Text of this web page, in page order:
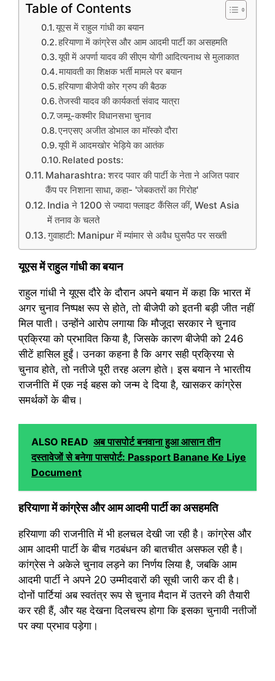
Table of Contents
यूएस में राहुल गांधी का बयान
हरियाणा में कांग्रेस और आम आदमी पार्टी का असहमति
यूपी में अपर्णा यादव की सीएम योगी आदित्यनाथ से मुलाकात
मायावती का शिक्षक भर्ती मामले पर बयान
हरियाणा बीजेपी कोर ग्रुप की बैठक
तेजस्वी यादव की कार्यकर्ता संवाद यात्रा
जम्मू-कश्मीर विधानसभा चुनाव
एनएसए अजीत डोभाल का मॉस्को दौरा
यूपी में आदमखोर भेड़िये का आतंक
Related posts:
Maharashtra: शरद पवार की पार्टी के नेता ने अजित पवार
कैंप पर निशाना साधा, कहा- 'जेबकतरों का गिरोह'
India ने 1200 से ज्यादा फ्लाइट कैंसिल कीं, West Asia
में तनाव के चलते
गुवाहाटी: Manipur में म्यांमार से अवैध घुसपैठ पर सख्ती
यूएस में राहुल गांधी का बयान
राहुल गांधी ने यूएस दौरे के दौरान अपने बयान में कहा कि भारत में
अगर चुनाव निष्पक्ष रूप से होते, तो बीजेपी को इतनी बड़ी जीत नहीं
मिल पाती। उन्होंने आरोप लगाया कि मौजूदा सरकार ने चुनाव
प्रक्रिया को प्रभावित किया है, जिसके कारण बीजेपी को 246
सीटें हासिल हुईं। उनका कहना है कि अगर सही प्रक्रिया से
चुनाव होते, तो नतीजे पूरी तरह अलग होते। इस बयान ने भारतीय
राजनीति में एक नई बहस को जन्म दे दिया है, खासकर कांग्रेस
समर्थकों के बीच।
ALSO READ अब पासपोर्ट बनवाना हुआ आसान तीन
दस्तावेजों से बनेगा पासपोर्ट: Passport Banane Ke Liye
Document
हरियाणा में कांग्रेस और आम आदमी पार्टी का असहमति
हरियाणा की राजनीति में भी हलचल देखी जा रही है। कांग्रेस और
आम आदमी पार्टी के बीच गठबंधन की बातचीत असफल रही है।
कांग्रेस ने अकेले चुनाव लड़ने का निर्णय लिया है, जबकि आम
आदमी पार्टी ने अपने 20 उम्मीदवारों की सूची जारी कर दी है।
दोनों पार्टियां अब स्वतंत्र रूप से चुनाव मैदान में उतरने की तैयारी
कर रही हैं, और यह देखना दिलचस्प होगा कि इसका चुनावी नतीजों
पर क्या प्रभाव पड़ेगा।